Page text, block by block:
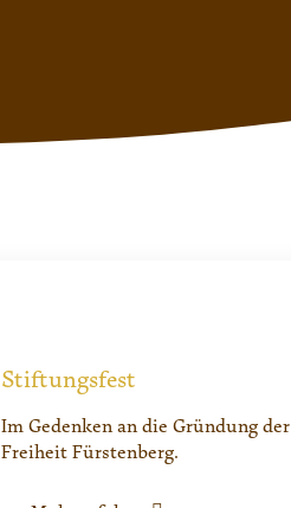
Stiftungsfest
Im Gedenken an die Gründung der
Freiheit Fürstenberg.